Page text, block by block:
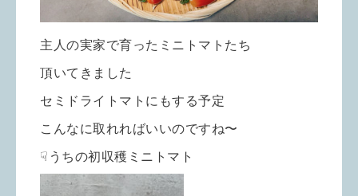
主人の実家で育ったミニトマトたち
頂いてきました
セミドライトマトにもする予定
こんなに取れればいいのですね〜
☟ うちの初収穫ミニトマト